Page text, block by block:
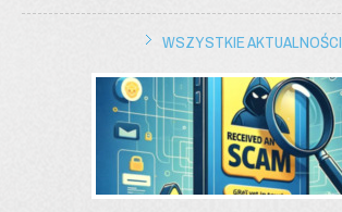
WSZYSTKIE AKTUALNOŚCI